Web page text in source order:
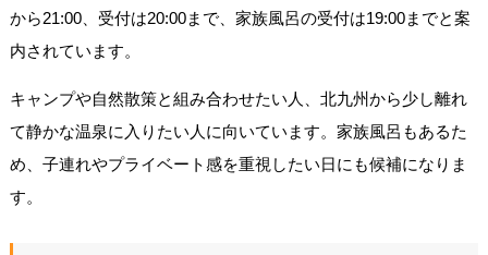
から21:00、受付は20:00まで、家族風呂の受付は19:00までと案
内されています。
キャンプや自然散策と組み合わせたい人、北九州から少し離れ
て静かな温泉に入りたい人に向いています。家族風呂もあるた
め、子連れやプライベート感を重視したい日にも候補になりま
す。